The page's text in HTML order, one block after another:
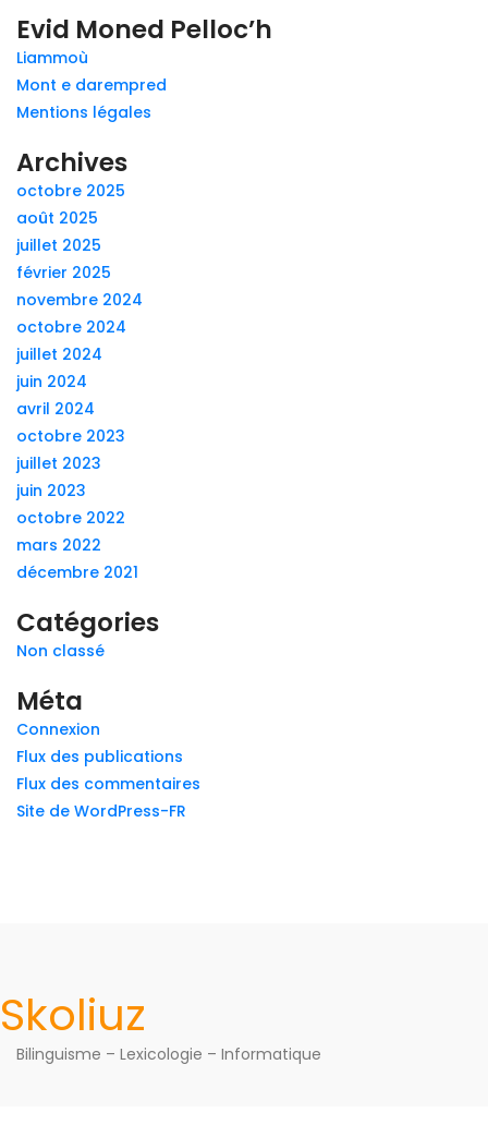
Evid Moned Pelloc’h
Liammoù
Mont e darempred
Mentions légales
Archives
octobre 2025
août 2025
juillet 2025
février 2025
novembre 2024
octobre 2024
juillet 2024
juin 2024
avril 2024
octobre 2023
juillet 2023
juin 2023
octobre 2022
mars 2022
décembre 2021
Catégories
Non classé
Méta
Connexion
Flux des publications
Flux des commentaires
Site de WordPress-FR
Skoliuz
Bilinguisme – Lexicologie – Informatique